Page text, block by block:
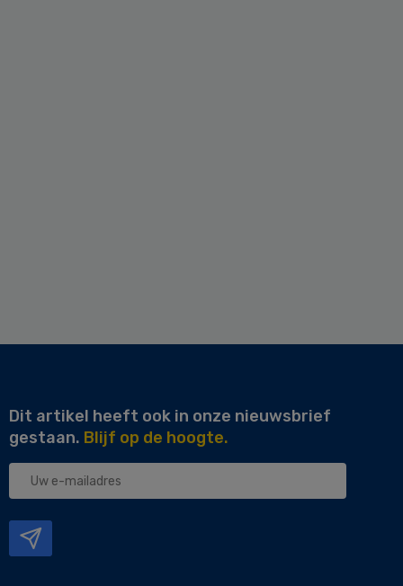
Dit artikel heeft ook in onze nieuwsbrief
gestaan. Blijf op de hoogte.
Uw